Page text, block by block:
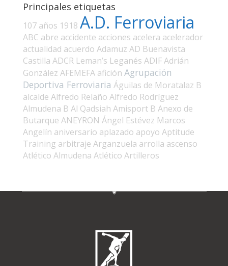
Principales etiquetas
107 años 1918 A.D. Ferroviaria
ABC abre accidente acciones acelera acelerador
actualidad acuerdo Adamuz AD Buenavista
Castilla ADCR Leman’s Leganés ADIFAdrián
González AFEMEFA afición Agrupación
Deportiva Ferroviaria Águilas de Moratalaz B
alcalde Alfredo Relaño Alfredo Rodríguez
Almudena B Al Qadsiah Amisport B Anexo de
Butarque ANEYRON Ángel Estévez Marcos
Angelín aniversario aplazado apoyo Aptitude
Training arbitraje Arganzuela arrolla ascenso
Atlético Almudena Atlético Artilleros